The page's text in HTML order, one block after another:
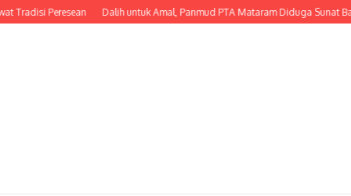
Peresean Dalih untuk Amal, Panmud PTA Mataram Diduga Sunat